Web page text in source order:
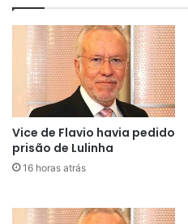
Vice de Flavio havia pedido
prisão de Lulinha
16 horas atrás